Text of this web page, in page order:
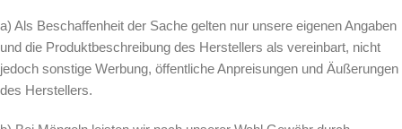
a) Als Beschaffenheit der Sache gelten nur unsere eigenen Angaben
und die Produktbeschreibung des Herstellers als vereinbart, nicht
jedoch sonstige Werbung, öffentliche Anpreisungen und Äußerungen
des Herstellers.